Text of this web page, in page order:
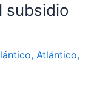
subsidio
, Atlántico,